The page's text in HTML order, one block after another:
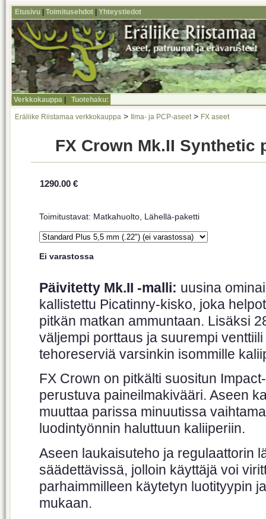
Etusivu Toimitusehdot Yhteystiedot
Verkkokauppa Tuotehaku:
Eräliike Riistamaa verkkokauppa > Ilma- ja PCP-aseet > FX aseet
FX Crown Mk.II Synthetic
1290.00 €
Toimitustavat: Matkahuolto, Lähellä-paketti
Ei varastossa
Päivitetty Mk.II -malli: uusina
kallistettu Picatinny-kisko, joka
pitkän matkan ammuntaan. Lisäksi
väljempi porttaus ja suurempi
tehoreserviä varsinkin isommille
FX Crown on pitkälti suositun
perustuva paineilmakivääri. Aseen
muuttaa parissa minuutissa
luodintyönnin haluttuun kaliiperiin.
Aseen laukaisuteho ja regulaattorin
säädettävissä, jolloin käyttäjä voi
parhaimmilleen käytetyn luotityypin
mukaan.